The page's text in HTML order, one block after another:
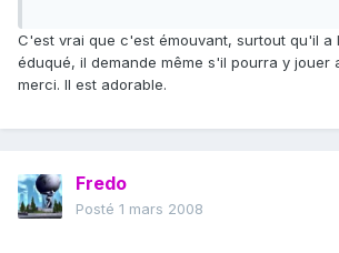
C'est vrai que c'est émouvant, surtout qu'il a
éduqué, il demande même s'il pourra y jouer
merci. Il est adorable.
Fredo
Posté 1 mars 2008